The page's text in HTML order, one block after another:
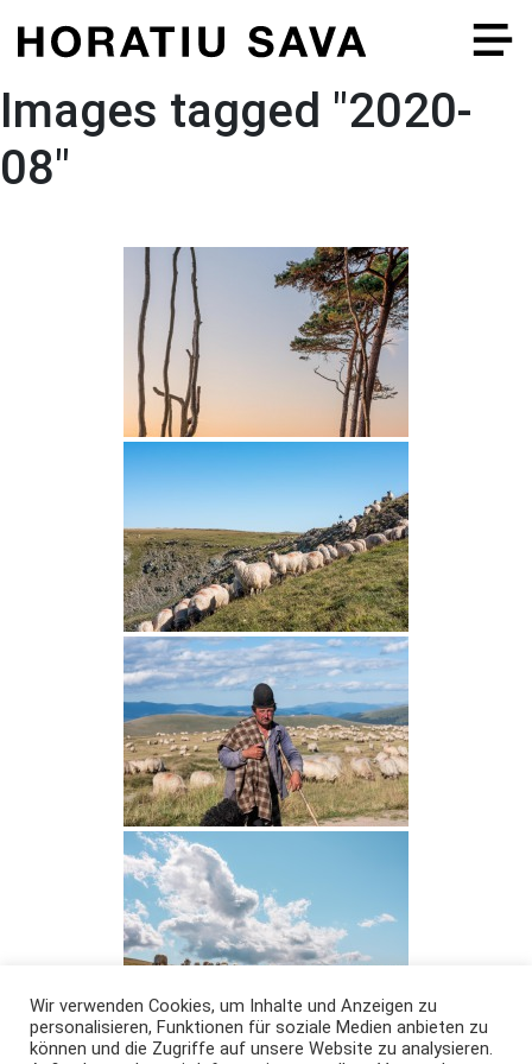
content
Images tagged "2020-
08"
Wir verwenden Cookies, um Inhalte und Anzeigen zu
personalisieren, Funktionen für soziale Medien anbieten zu
können und die Zugriffe auf unsere Website zu analysieren.